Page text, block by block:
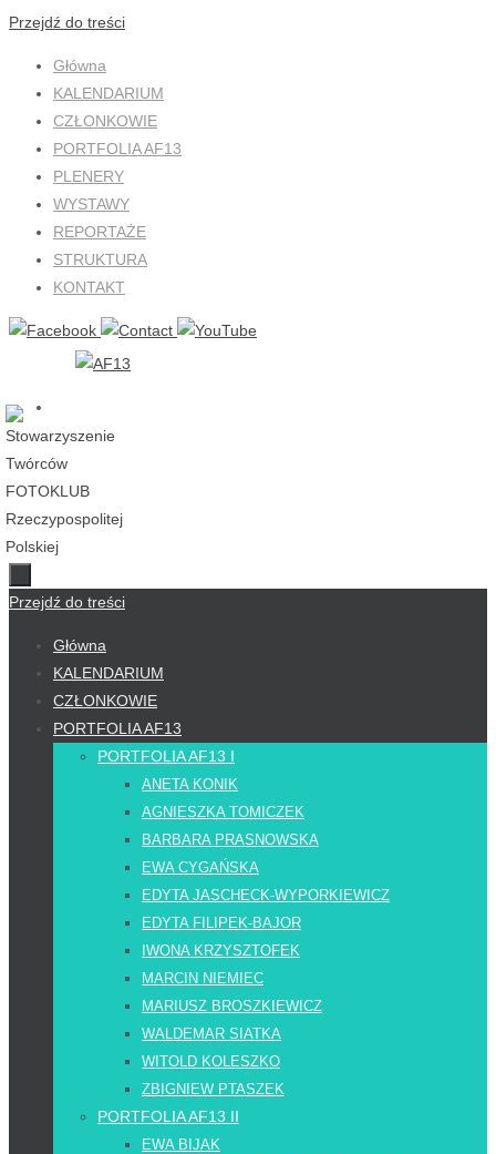
Przejdź do treści
Główna
KALENDARIUM
CZŁONKOWIE
PORTFOLIA AF13
PLENERY
WYSTAWY
REPORTAŻE
STRUKTURA
KONTAKT
Przejdź do treści
Główna
KALENDARIUM
CZŁONKOWIE
PORTFOLIA AF13
PORTFOLIA AF13 I
ANETA KONIK
AGNIESZKA TOMICZEK
BARBARA PRASNOWSKA
EWA CYGAŃSKA
EDYTA JASCHECK-WYPORKIEWICZ
EDYTA FILIPEK-BAJOR
IWONA KRZYSZTOFEK
MARCIN NIEMIEC
MARIUSZ BROSZKIEWICZ
WALDEMAR SIATKA
WITOLD KOLESZKO
ZBIGNIEW PTASZEK
PORTFOLIA AF13 II
EWA BIJAK